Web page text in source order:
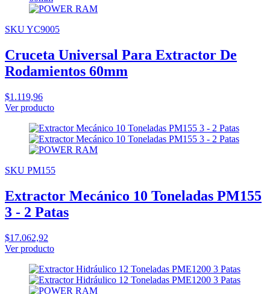
SKU YC9005
Cruceta Universal Para Extractor De
Rodamientos 60mm
$1.119,96
Ver producto
SKU PM155
Extractor Mecánico 10 Toneladas PM155
3 - 2 Patas
$17.062,92
Ver producto